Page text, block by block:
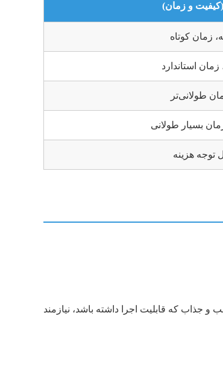
(کیفیت و زمان)
زمان کوتاه
استاندارد
طولانی‌تر
زمان بسیار طولانی
توجه هزینه
که قابلیت اجرا داشته باشد، نیازمند